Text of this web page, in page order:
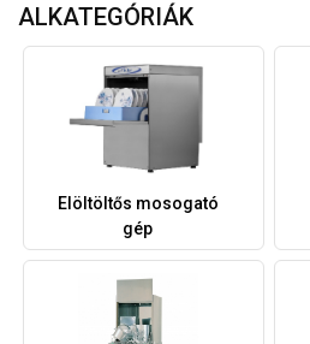
ALKATEGÓRIÁK
Elöltöltős mosogató
gép